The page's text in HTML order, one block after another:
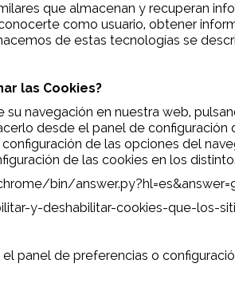
que almacenan y recuperan
como usuario, obtener
de estas tecnologías se
las Cookies?
su navegación en nuestra web,
desde el panel de
de las opciones del
de las cookies en los
bin/
y-deshabilitar-cookies-que-los-
panel de preferencias o